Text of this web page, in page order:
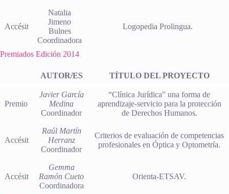
Accésit
Natalia
Jimeno
Bulnes
Coordinadora
Logopedia Prolingua.
Premiados Edición 2014
AUTOR/ES TÍTULO DEL PROYECTO
Premio
Javier García
Medina
Coordinador
“Clínica Jurídica” una forma de
aprendizaje-servicio para la protección
de Derechos Humanos.
Accésit
Raúl Martín
Herranz
Coordinador
Criterios de evaluación de competencias
profesionales en Óptica y Optometría.
Accésit
Gemma
Ramón Cueto
Coordinadora
Orienta-ETSAV.